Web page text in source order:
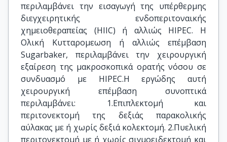
περιλαμβάνει την εισαγωγή της υπέρθερμης
διεγχειρητικής ενδοπεριτοναικής
χημειοθεραπείας (HIIC) ή αλλιώς HIPEC. Η
Ολική Κυτταρομεωση ή αλλιώς επέμβαση
Sugarbaker, περιλαμβάνει την χειρουργική
εξαίρεση της μακροσκοπικά ορατής νόσου σε
συνδυασμό με HIPEC.Η εργώδης αυτή
χειρουργική επέμβαση συνοπτικά
περιλαμβάνει: 1.Επιπλεκτομή και
περιτονεκτομή της δεξιάς παρακολικής
αύλακας με ή χωρίς δεξιά κολεκτομή. 2.Πυελική
περιτονεκτομή με ή χωρίς σιγμοειδεκτομή και